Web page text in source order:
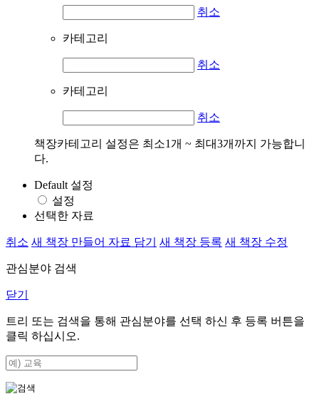
취소
카테고리
취소
카테고리
취소
책장카테고리 설정은 최소1개 ~ 최대3개까지 가능합니
다.
Default 설정
설정
선택한 자료
취소 새 책장 만들어 자료 담기 새 책장 등록 새 책장 수정
관심분야 검색
닫기
트리 또는 검색을 통해 관심분야를 선택 하신 후 등록 버튼을
클릭 하십시오.